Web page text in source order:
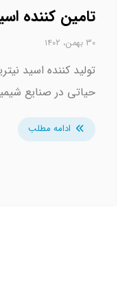
تامین کننده
۳۰ بهمن، ۱۴۰۲
تولید کننده اسید
حیاتی در صنایع
ادامه مطلب